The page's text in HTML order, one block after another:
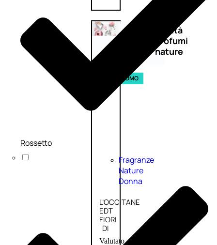
Novità
profumi
nature
PROMO
Fragranze
Nature
Donna
L’OCCITANE
EDT
FIORI
DI
Valutato
Rossetto